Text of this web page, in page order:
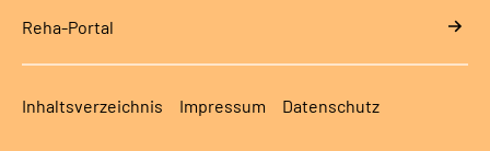
Reha-Portal
Inhaltsverzeichnis Impressum Datenschutz